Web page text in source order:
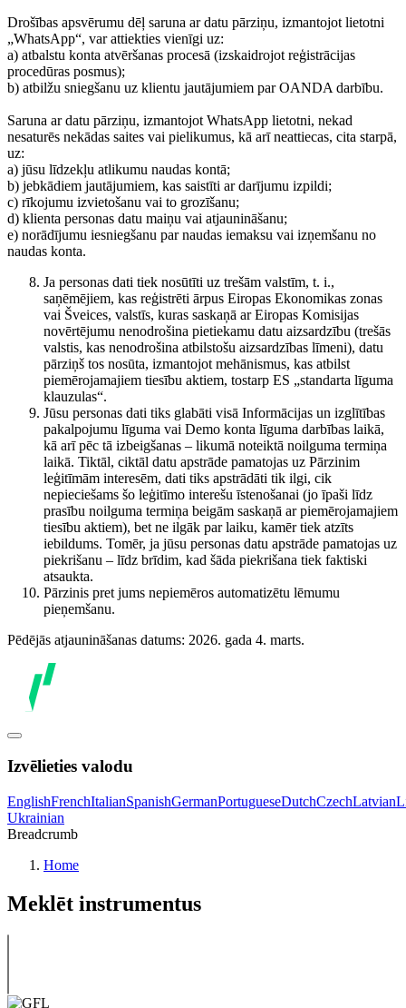
Drošības apsvērumu dēļ saruna ar datu pārziņu, izmantojot lietotni
„WhatsApp“, var attiekties vienīgi uz:
a) atbalstu konta atvēršanas procesā (izskaidrojot reģistrācijas
procedūras posmus);
b) atbilžu sniegšanu uz klientu jautājumiem par OANDA darbību.
Saruna ar datu pārziņu, izmantojot WhatsApp lietotni, nekad
nesaturēs nekādas saites vai pielikumus, kā arī neattiecas, cita starpā,
uz:
a) jūsu līdzekļu atlikumu naudas kontā;
b) jebkādiem jautājumiem, kas saistīti ar darījumu izpildi;
c) rīkojumu izvietošanu vai to grozīšanu;
d) klienta personas datu maiņu vai atjaunināšanu;
e) norādījumu iesniegšanu par naudas iemaksu vai izņemšanu no
naudas konta.
Ja personas dati tiek nosūtīti uz trešām valstīm, t. i.,
saņēmējiem, kas reģistrēti ārpus Eiropas Ekonomikas zonas
vai Šveices, valstīs, kuras saskaņā ar Eiropas Komisijas
novērtējumu nenodrošina pietiekamu datu aizsardzību (trešās
valstis, kas nenodrošina atbilstošu aizsardzības līmeni), datu
pārziņš tos nosūta, izmantojot mehānismus, kas atbilst
piemērojamajiem tiesību aktiem, tostarp ES „standarta līguma
klauzulas“.
Jūsu personas dati tiks glabāti visā Informācijas un izglītības
pakalpojumu līguma vai Demo konta līguma darbības laikā,
kā arī pēc tā izbeigšanas – likumā noteiktā noilguma termiņa
laikā. Tiktāl, ciktāl datu apstrāde pamatojas uz Pārzinim
leģitīmām interesēm, dati tiks apstrādāti tik ilgi, cik
nepieciešams šo leģitīmo interešu īstenošanai (jo īpaši līdz
prasību noilguma termiņa beigām saskaņā ar piemērojamajiem
tiesību aktiem), bet ne ilgāk par laiku, kamēr tiek atzīts
iebildums. Tomēr, ja jūsu personas datu apstrāde pamatojas uz
piekrišanu – līdz brīdim, kad šāda piekrišana tiek faktiski
atsaukta.
Pārzinis pret jums nepiemēros automatizētu lēmumu
pieņemšanu.
Pēdējās atjaunināšanas datums: 2026. gada 4. marts.
Izvēlieties valodu
EnglishFrenchItalianSpanishGermanPortugueseDutchCzechLatvian
Ukrainian
Breadcrumb
Home
Meklēt instrumentus